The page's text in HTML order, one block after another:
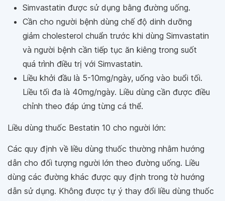
Simvastatin được sử dụng bằng đường uống.
Cần cho người bệnh dùng chế độ dinh dưỡng
giảm cholesterol chuẩn trước khi dùng Simvastatin
và người bệnh cần tiếp tục ăn kiêng trong suốt
quá trình điều trị với Simvastatin.
Liều khởi đầu là 5-10mg/ngày, uống vào buổi tối.
Liều tối đa là 40mg/ngày. Liều dùng cần được điều
chỉnh theo đáp ứng từng cá thể.
Liều dùng thuốc Bestatin 10 cho người lớn:
Các quy định về liều dùng thuốc thường nhằm hướng
dẫn cho đối tượng người lớn theo đường uống. Liều
dùng các đường khác được quy định trong tờ hướng
dẫn sử dụng. Không được tự ý thay đổi liều dùng thuốc